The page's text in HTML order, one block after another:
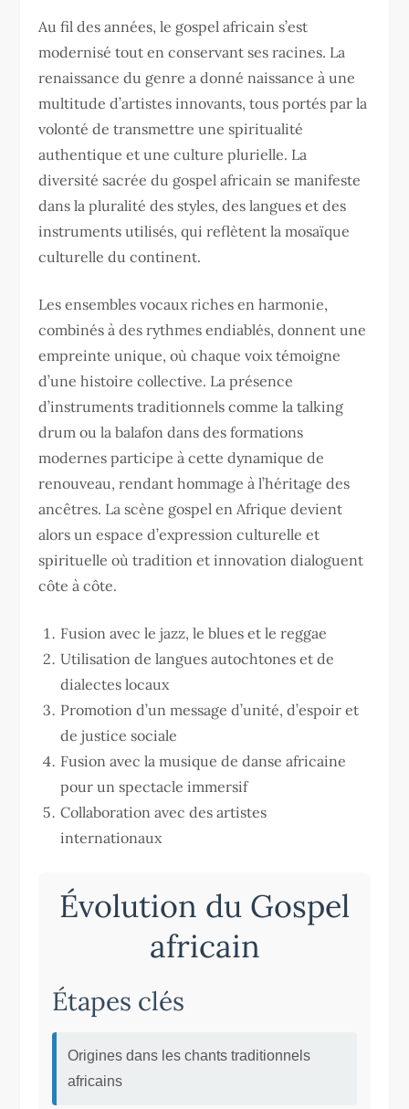
Au fil des années, le gospel africain s’est
modernisé tout en conservant ses racines. La
renaissance du genre a donné naissance à une
multitude d’artistes innovants, tous portés par la
volonté de transmettre une spiritualité
authentique et une culture plurielle. La
diversité sacrée du gospel africain se manifeste
dans la pluralité des styles, des langues et des
instruments utilisés, qui reflètent la mosaïque
culturelle du continent.
Les ensembles vocaux riches en harmonie,
combinés à des rythmes endiablés, donnent une
empreinte unique, où chaque voix témoigne
d’une histoire collective. La présence
d’instruments traditionnels comme la talking
drum ou la balafon dans des formations
modernes participe à cette dynamique de
renouveau, rendant hommage à l’héritage des
ancêtres. La scène gospel en Afrique devient
alors un espace d’expression culturelle et
spirituelle où tradition et innovation dialoguent
côte à côte.
Fusion avec le jazz, le blues et le reggae
Utilisation de langues autochtones et de
dialectes locaux
Promotion d’un message d’unité, d’espoir et
de justice sociale
Fusion avec la musique de danse africaine
pour un spectacle immersif
Collaboration avec des artistes
internationaux
Évolution du Gospel
africain
Étapes clés
Origines dans les chants traditionnels
africains